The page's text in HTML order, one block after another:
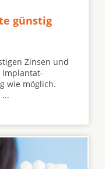
günstig
Zinsen und
wie möglich.